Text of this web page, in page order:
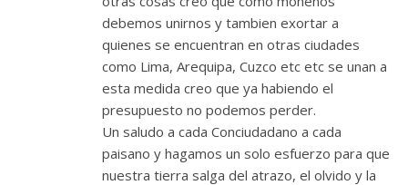
debemos unirnos y tambien exortar a
quienes se encuentran en otras ciudades
como Lima, Arequipa, Cuzco etc etc se unan a
esta medida creo que ya habiendo el
presupuesto no podemos perder.
Un saludo a cada Conciudadano a cada
paisano y hagamos un solo esfuerzo para que
nuestra tierra salga del atrazo, el olvido y la